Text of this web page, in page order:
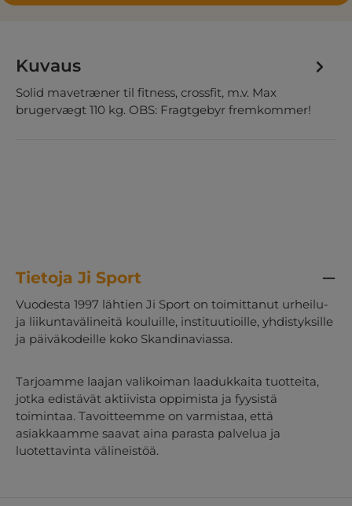
Kuvaus
Solid mavetræner til fitness, crossfit, m.v. Max
brugervægt 110 kg. OBS: Fragtgebyr fremkommer!
Tietoja Ji Sport
Vuodesta 1997 lähtien Ji Sport on toimittanut urheilu-
ja liikuntavälineitä kouluille, instituutioille, yhdistyksille
ja päiväkodeille koko Skandinaviassa.
Tarjoamme laajan valikoiman laadukkaita tuotteita,
jotka edistävät aktiivista oppimista ja fyysistä
toimintaa. Tavoitteemme on varmistaa, että
asiakkaamme saavat aina parasta palvelua ja
luotettavinta välineistöä.